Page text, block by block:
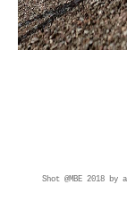
Shot @MBE 2018